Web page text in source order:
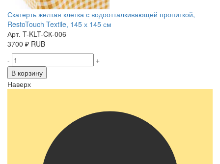
Скатерть желтая клетка с водоотталкивающей пропиткой,
RestoTouch Textile, 145 х 145 см
Арт. T-KLT-CК-006
3700 ₽ RUB
-
+
В корзину
Наверх